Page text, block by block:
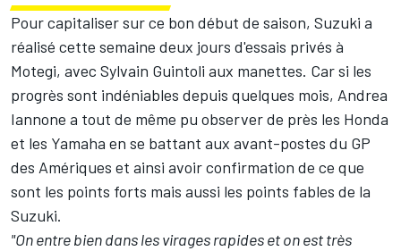
Pour capitaliser sur ce bon début de saison, Suzuki a
réalisé cette semaine deux jours d'essais privés à
Motegi, avec Sylvain Guintoli aux manettes. Car si les
progrès sont indéniables depuis quelques mois, Andrea
Iannone a tout de même pu observer de près les Honda
et les Yamaha en se battant aux avant-postes du GP
des Amériques et ainsi avoir confirmation de ce que
sont les points forts mais aussi les points fables de la
Suzuki.
"On entre bien dans les virages rapides et on est très